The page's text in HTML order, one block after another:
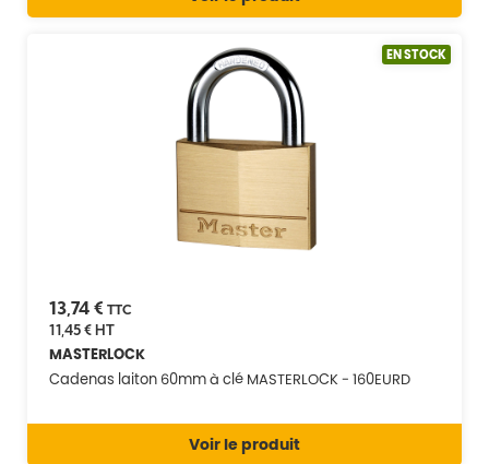
EN STOCK
13,74 € TTC
11,45 €HT
MASTERLOCK
Cadenas laiton 60mm à clé MASTERLOCK - 160EURD
Voir le produit